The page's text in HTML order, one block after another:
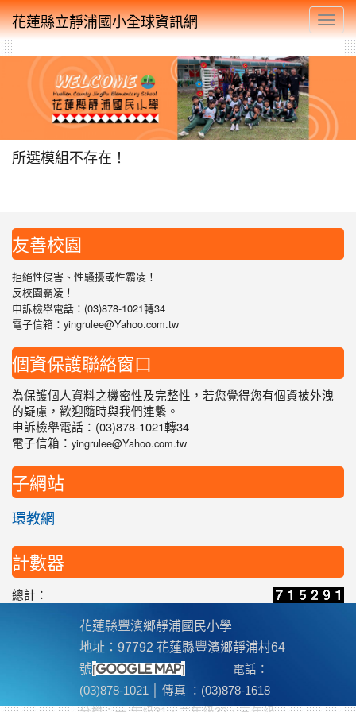
花蓮縣立靜浦國小全球資訊網
所選模組不存在！
友善校園
拒絕性侵害、性騷擾或性霸凌！
反校園霸凌！
申訴檢舉電話：(03)878-1021轉34
電子信箱：yingrulee@Yahoo.com.tw
個資保護聯絡窗口
為保護個人資料之機密性及完整性，若您覺得您有個資被外洩
的疑慮，歡迎隨時與我們連繫。
申訴檢舉電話：(03)878-1021轉34
電子信箱： yingrulee@Yahoo.com.tw
子網站
環教網
計數器
總計：
花蓮縣豐濱鄉靜浦國民小學
地址：97792 花蓮縣豐濱鄉靜浦村64
號[google map]
電話：
(03)878-1021 │ 傳真 ：(03)878-1618